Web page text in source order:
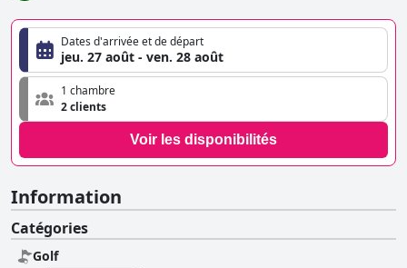
Dates d'arrivée et de départ
jeu. 27 août - ven. 28 août
1 chambre
2 clients
Voir les disponibilités
Information
Catégories
Golf